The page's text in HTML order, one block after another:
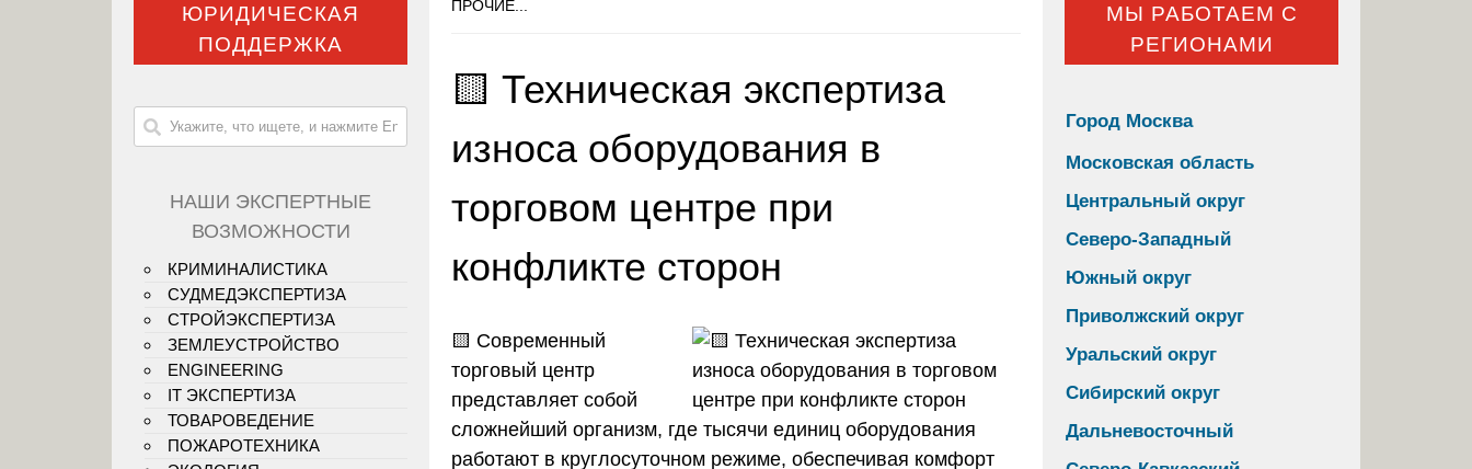
ПРОЧИЕ...
🟨 Техническая экспертиза
износа оборудования в
торговом центре при
конфликте сторон
🟨 Современный
торговый центр
представляет собой
сложнейший организм, где тысячи единиц оборудования
работают в круглосуточном режиме, обеспечивая комфорт
ЮРИДИЧЕСКАЯ
ПОДДЕРЖКА
НАШИ ЭКСПЕРТНЫЕ
ВОЗМОЖНОСТИ
КРИМИНАЛИСТИКА
СУДМЕДЭКСПЕРТИЗА
СТРОЙЭКСПЕРТИЗА
ЗЕМЛЕУСТРОЙСТВО
ENGINEERING
IT ЭКСПЕРТИЗА
ТОВАРОВЕДЕНИЕ
ПОЖАРОТЕХНИКА
МЫ РАБОТАЕМ С
РЕГИОНАМИ
Город Москва
Московская область
Центральный округ
Северо-Западный
Южный округ
Приволжский округ
Уральский округ
Сибирский округ
Дальневосточный